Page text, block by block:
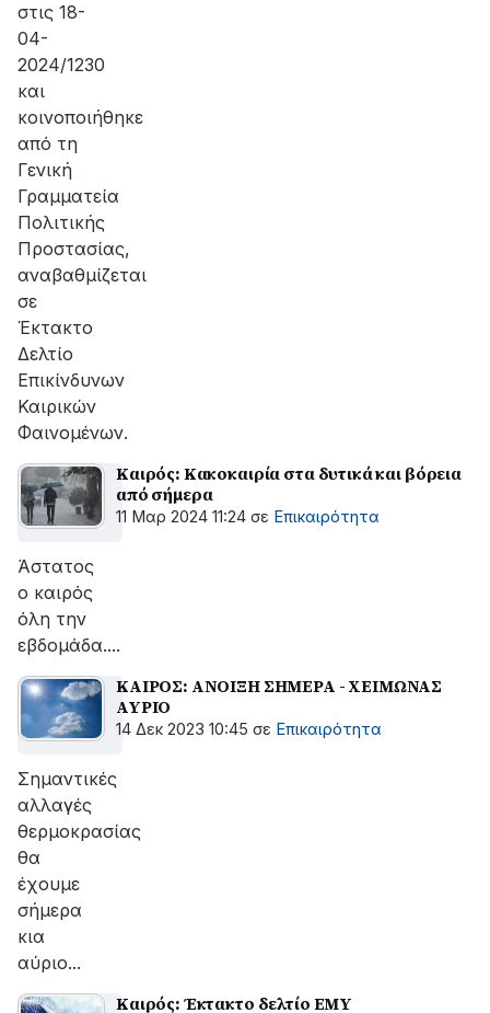
στις 18-
04-
2024/1230
και
κοινοποιήθηκε
από τη
Γενική
Γραμματεία
Πολιτικής
Προστασίας,
αναβαθμίζεται
σε
Έκτακτο
Δελτίο
Επικίνδυνων
Καιρικών
Φαινομένων.
Καιρός: Κακοκαιρία στα δυτικά και βόρεια
από σήμερα
11 Μαρ 2024 11:24 σε Επικαιρότητα
Άστατος
ο καιρός
όλη την
εβδομάδα....
ΚΑΙΡΟΣ: ΑΝΟΙΞΗ ΣΗΜΕΡΑ - ΧΕΙΜΩΝΑΣ
ΑΥΡΙΟ
14 Δεκ 2023 10:45 σε Επικαιρότητα
Σημαντικές
αλλαγές
θερμοκρασίας
θα
έχουμε
σήμερα
κια
αύριο...
Καιρός: Έκτακτο δελτίο ΕΜΥ